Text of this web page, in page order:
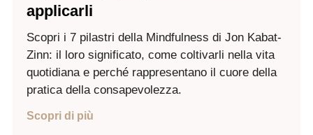
applicarli
Scopri i 7 pilastri della Mindfulness di Jon Kabat-
Zinn: il loro significato, come coltivarli nella vita
quotidiana e perché rappresentano il cuore della
pratica della consapevolezza.
Scopri di più